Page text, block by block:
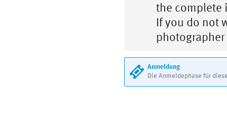
the complete
If you do not
Anmeldung
Die Anmeldephase für